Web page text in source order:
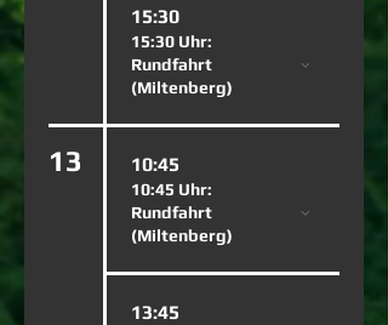
15:30
15:30 Uhr:
Rundfahrt
(Miltenberg)
13 10:45
10:45 Uhr:
Rundfahrt
(Miltenberg)
13:45